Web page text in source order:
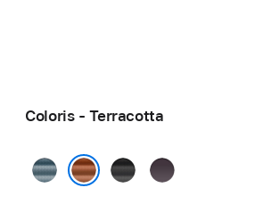
Coloris - Terracotta
Bleu
Noir Indigo